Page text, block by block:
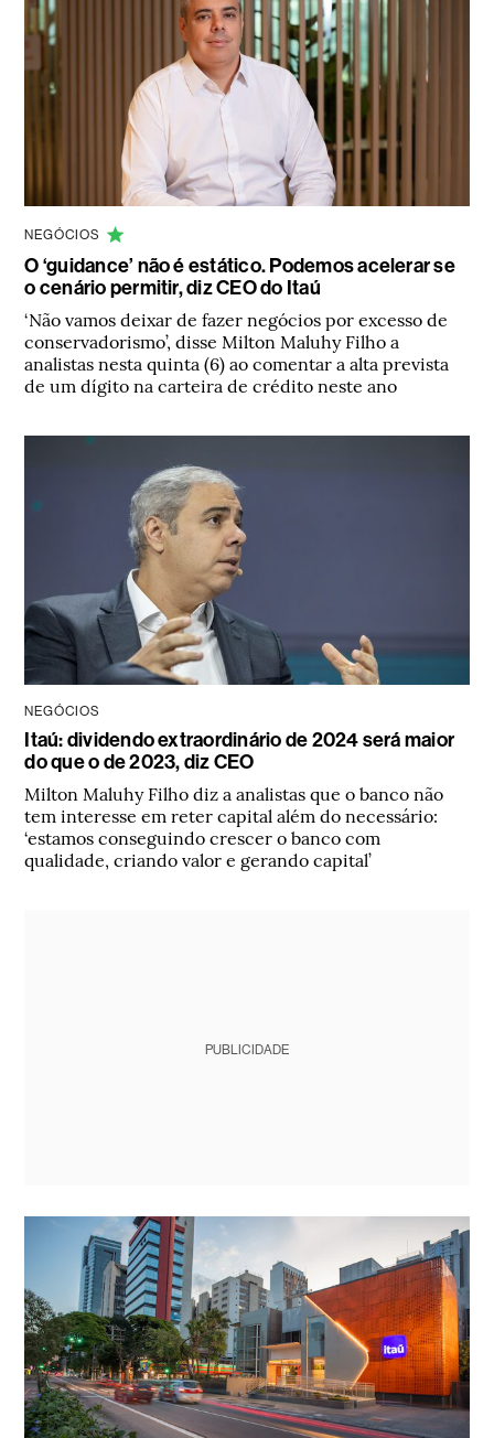
NEGÓCIOS
O ‘guidance’ não é estático. Podemos acelerar se
o cenário permitir, diz CEO do Itaú
‘Não vamos deixar de fazer negócios por excesso de
conservadorismo’, disse Milton Maluhy Filho a
analistas nesta quinta (6) ao comentar a alta prevista
de um dígito na carteira de crédito neste ano
NEGÓCIOS
Itaú: dividendo extraordinário de 2024 será maior
do que o de 2023, diz CEO
Milton Maluhy Filho diz a analistas que o banco não
tem interesse em reter capital além do necessário:
‘estamos conseguindo crescer o banco com
qualidade, criando valor e gerando capital’
PUBLICIDADE